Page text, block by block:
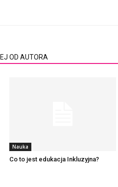
OD AUTORA
Nauka
Co to jest edukacja Inkluzyjna?